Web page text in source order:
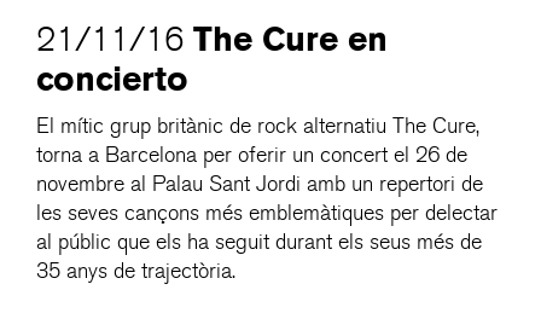
21/11/16 The Cure en
concierto
El mític grup britànic de rock alternatiu The Cure,
torna a Barcelona per oferir un concert el 26 de
novembre al Palau Sant Jordi amb un repertori de
les seves cançons més emblemàtiques per delectar
al públic que els ha seguit durant els seus més de
35 anys de trajectòria.